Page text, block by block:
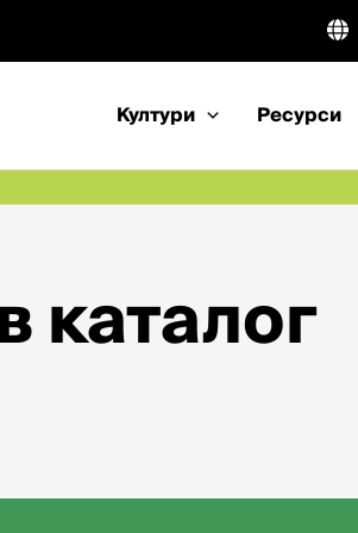
Култури Ресурси
каталог